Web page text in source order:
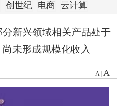
创世纪 电商 云计算
分新兴领域相关产品处于
未形成规模化收入
A| A